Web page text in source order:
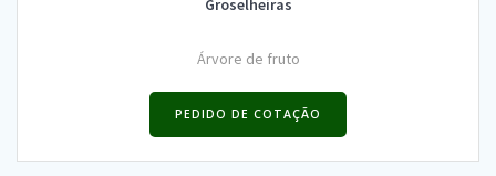
Groselheiras
Árvore de fruto
PEDIDO DE COTAÇÃO